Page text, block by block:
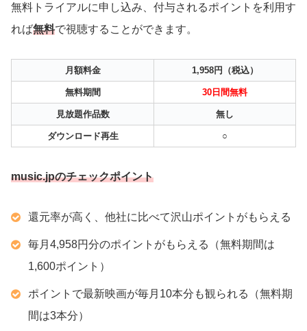
無料トライアルに申し込み、付与されるポイントを利用す
れば無料で視聴することができます。
月額料金 1,958円（税込）
無料期間 30日間無料
見放題作品数 無し
ダウンロード再生 ○
music.jpのチェックポイント
還元率が高く、他社に比べて沢山ポイントがもらえる
毎月4,958円分のポイントがもらえる（無料期間は
1,600ポイント）
ポイントで最新映画が毎月10本分も観られる（無料期
間は3本分）